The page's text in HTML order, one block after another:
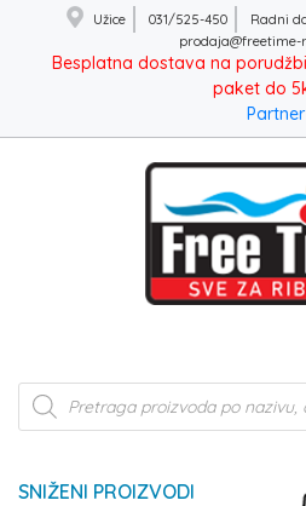
Užice 031/525-450
Radni
prodaja@freetime-
Besplatna dostava na
paket do
Partner
Products
search
SNIŽENI PROIZVODI